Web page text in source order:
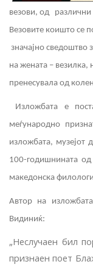
везови, од различни
Везовите коишто се
значајно сведоштво
на жената – везилка,
пренесувала од
Изложбата е
меѓународно
изложбата, музејот
100-годишнината
македонска
Автор на
Видиниќ:
„Неслучаен бил
признаен поет